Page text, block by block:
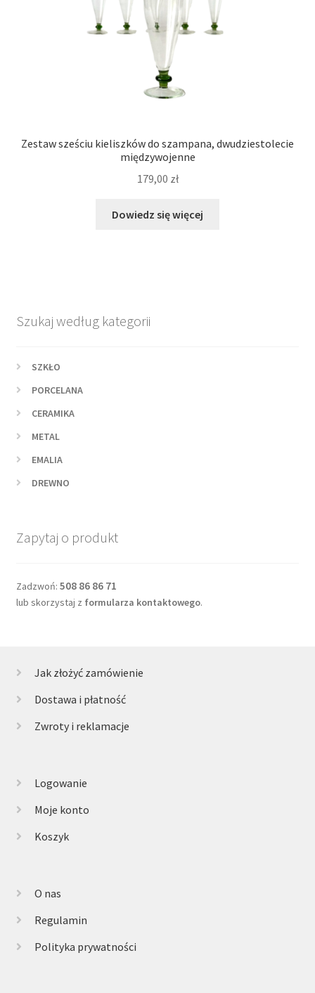
Zestaw sześciu kieliszków do szampana, dwudziestolecie
międzywojenne
179,00 zł
Dowiedz się więcej
Szukaj według kategorii
SZKŁO
PORCELANA
CERAMIKA
METAL
EMALIA
DREWNO
Zapytaj o produkt
Zadzwoń: 508 86 86 71
lub skorzystaj z formularza kontaktowego.
Jak złożyć zamówienie
Dostawa i płatność
Zwroty i reklamacje
Logowanie
Moje konto
Koszyk
O nas
Regulamin
Polityka prywatności